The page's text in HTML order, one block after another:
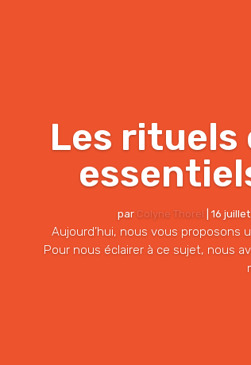
Les rituels
par Colyne Thorel 16
Aujourd’hui, nous vous proposons
Pour nous éclairer à ce sujet, nous